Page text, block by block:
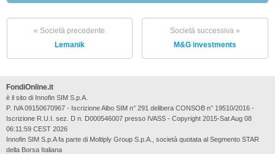
« Società precedente
Lemanik
Società successiva »
M&G investments
FondiOnline.it
è il sito di Innofin SIM S.p.A.
P. IVA 09150670967 - Iscrizione Albo SIM n° 291 delibera CONSOB n° 19510/2016 -
Iscrizione R.U.I. sez. D n. D000546007 presso IVASS - Copyright 2015-Sat Aug 08
06:11:59 CEST 2026
Innofin SIM S.p.A fa parte di Moltiply Group S.p.A., società quotata al Segmento STAR
della Borsa Italiana